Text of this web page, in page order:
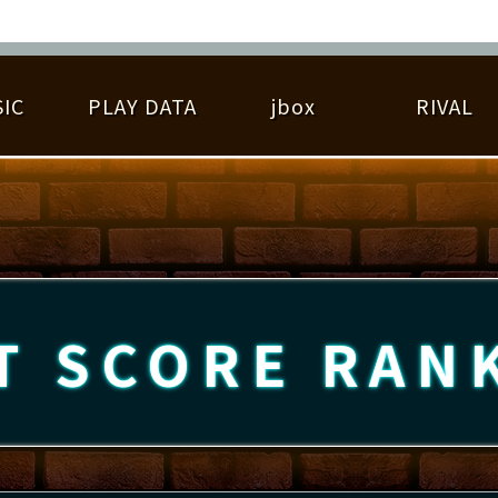
基本の遊び方 遊び方ガイド
遊べる楽曲 アーティスト紹介
PLAY DATA
ゆびベル
プレーグラフ ね
jbox RIVAL
逆ライバル一覧 ライバル比較 プレーヤー検索
大会参加 大会開催 大会参加情報 大会とは？
HIT CHART BEST SCORE RANKING
SCORE